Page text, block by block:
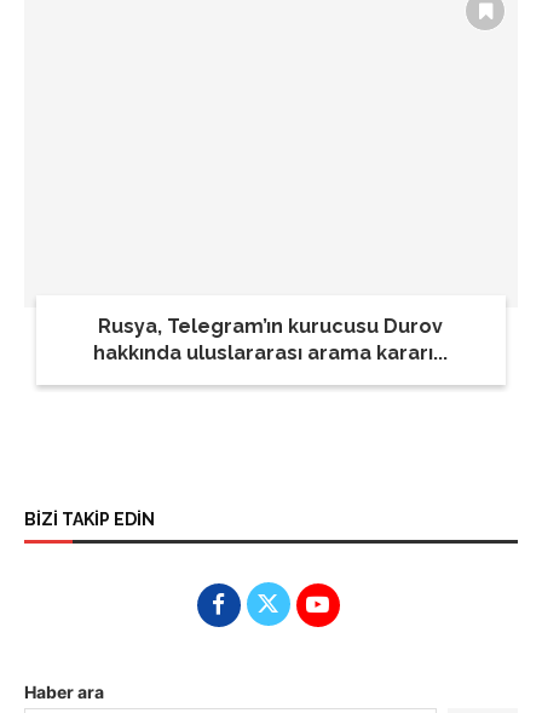
Rusya, Telegram’ın kurucusu Durov
hakkında uluslararası arama kararı...
BİZİ TAKİP EDİN
Haber ara